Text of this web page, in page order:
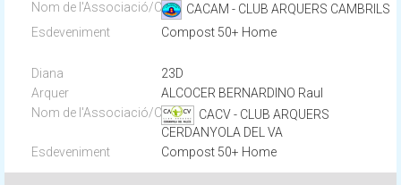
CACAM - CLUB ARQUERS CAMBRILS
Compost 50+ Home
23D
ALCOCER BERNARDINO Raul
CACV - CLUB ARQUERS
CERDANYOLA DEL VA
Compost 50+ Home